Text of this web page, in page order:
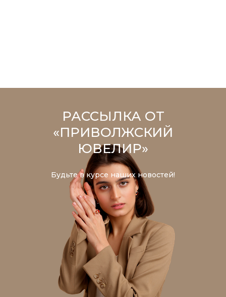
РАССЫЛКА ОТ
«ПРИВОЛЖСКИЙ
ЮВЕЛИР»
Будьте в курсе наших новостей!